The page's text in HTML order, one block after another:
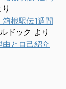
り
箱根駅伝1週間
ドック より
と自己紹介